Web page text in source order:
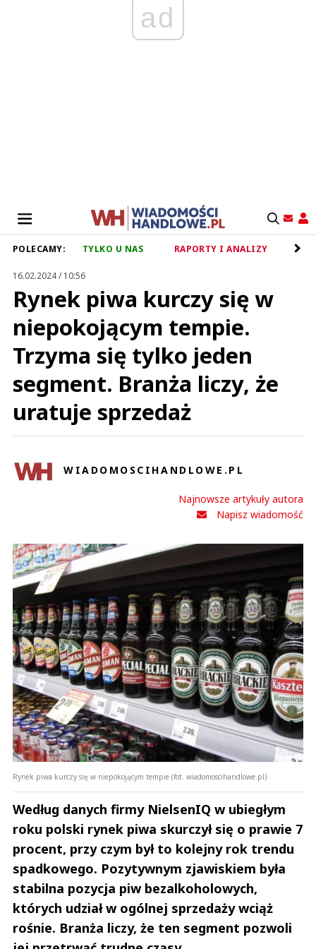
ad
POLECAMY: TYLKO U NAS RAPORTY I ANALIZY
16.02.2024 / 10:56
Rynek piwa kurczy się w
niepokojącym tempie.
Trzyma się tylko jeden
segment. Branża liczy, że
uratuje sprzedaż
WIADOMOSCIHANDLOWE.PL
Najnowsze artykuły autora
Napisz wiadomość
Rynek piwa kurczy się w niepokojącym tempie (fot. wiadomoscihandlowe.pl)
Według danych firmy NielsenIQ w ubiegłym
roku polski rynek piwa skurczył się o prawie 7
procent, przy czym był to kolejny rok trendu
spadkowego. Pozytywnym zjawiskiem była
stabilna pozycja piw bezalkoholowych,
których udział w ogólnej sprzedaży wciąż
rośnie. Branża liczy, że ten segment pozwoli